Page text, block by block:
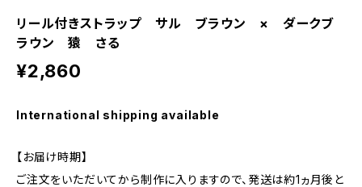
リール付きストラップ サル ブラウン × ダークブ
ラウン 猿 さる
¥2,860
International shipping available
【お届け時期】
ご注文をいただいてから制作に入りますので、発送は約1ヵ月後と